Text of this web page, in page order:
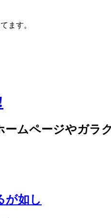
ます。
ームページやガラ
が如し